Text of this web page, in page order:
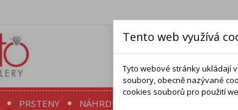
PRSTENY NÁHRDELNÍKY
Tento web využívá
Tyto webové stránky ukládají
soubory, obecně nazývané
cookies souborů pro použití